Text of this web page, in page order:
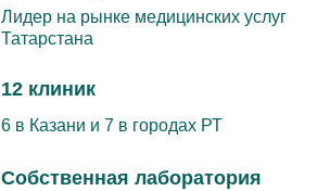
Лидер на рынке медицинских услуг
Татарстана
12 клиник
6 в Казани и 7 в городах РТ
Собственная лаборатория